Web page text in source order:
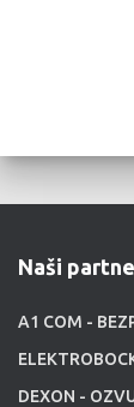
Naši
A1 COM -
DEXON -